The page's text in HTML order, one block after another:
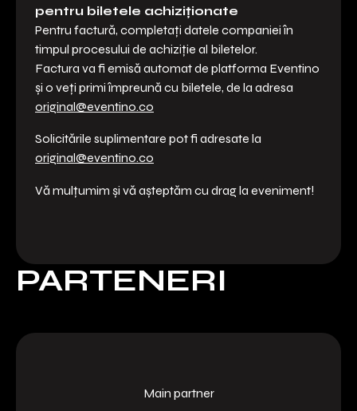
pentru biletele achiziționate
Pentru factură, completați datele companiei în
timpul procesului de achiziție al biletelor.
Factura va fi emisă automat de platforma Eventino
și o veți primi împreună cu biletele, de la adresa
original@eventino.co
Solicitările suplimentare pot fi adresate la
original@eventino.co
Vă mulțumim și vă așteptăm cu drag la eveniment!
PARTENERI
Main partner